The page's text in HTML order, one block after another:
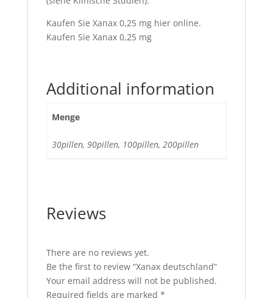
Kaufen Sie Xanax 0,25 mg hier online.
Kaufen Sie Xanax 0,25 mg
Additional information
Menge
30pillen, 90pillen, 100pillen, 200pillen
Reviews
There are no reviews yet.
Be the first to review “Xanax deutschland”
Your email address will not be published.
Required fields are marked *